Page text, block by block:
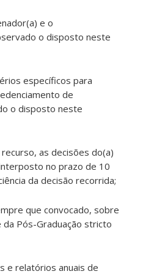
e o
o disposto neste
específicos para
de
o disposto neste
as decisões do(a)
no prazo de 10
da decisão recorrida;
que convocado, sobre
Pós-Graduação stricto
e relatórios anuais de